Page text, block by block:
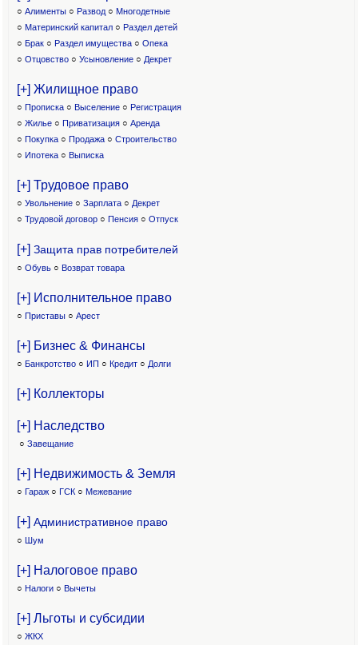
○ Алименты ○ Развод ○ Многодетные
○ Материнский капитал○ Раздел детей
○ Брак ○ Раздел имущества ○ Опека
○ Отцовство○ Усыновление ○ Декрет
[+] Жилищное право
○ Прописка ○ Выселение ○ Регистрация
○ Жилье ○ Приватизация ○ Аренда
○ Покупка ○ Продажа ○ Строительство
○ Ипотека ○ Выписка
[+] Трудовое право
○ Увольнение ○ Зарплата ○ Декрет
○ Трудовой договор ○ Пенсия ○ Отпуск
[+] Защита прав потребителей
○ Обувь ○ Возврат товара
[+] Исполнительное право
○ Приставы ○ Арест
[+] Бизнес & Финансы
○ Банкротство ○ ИП ○ Кредит ○ Долги
[+] Коллекторы
[+] Наследство
○ Завещание
[+] Недвижимость & Земля
○ Гараж ○ ГСК ○ Межевание
[+] Административное право
○ Шум
[+] Налоговое право
○ Налоги ○ Вычеты
[+] Льготы и субсидии
○ ЖКХ